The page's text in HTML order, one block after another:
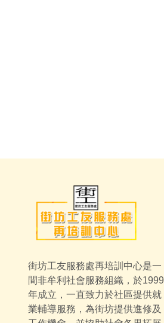
街坊工友服務處再培訓中心是一
間非牟利社會服務組織，於1999
年成立，一直致力於社區提供就
業輔導服務，為街坊提供進修及